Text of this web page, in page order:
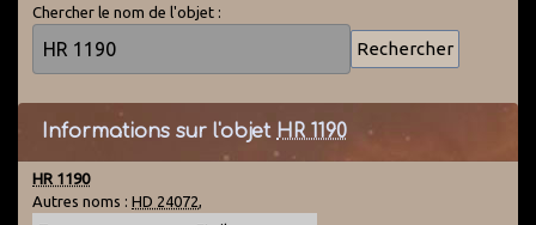
Chercher le nom de l'objet :
Informations sur l'objet HR 1190
HR 1190
Autres noms : HD 24072,